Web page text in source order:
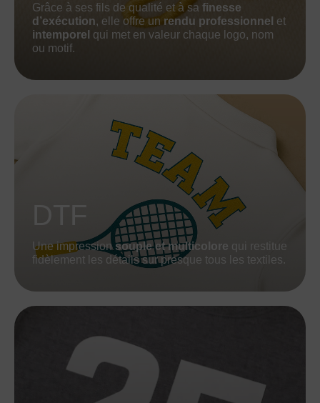
Grâce à ses fils de qualité et à sa finesse
d’exécution, elle offre un rendu professionnel et
intemporel qui met en valeur chaque logo, nom
ou motif.
DTF
Une impressionsouple et multicolore qui restitue
fidèlement les détails sur presque tous les textiles.